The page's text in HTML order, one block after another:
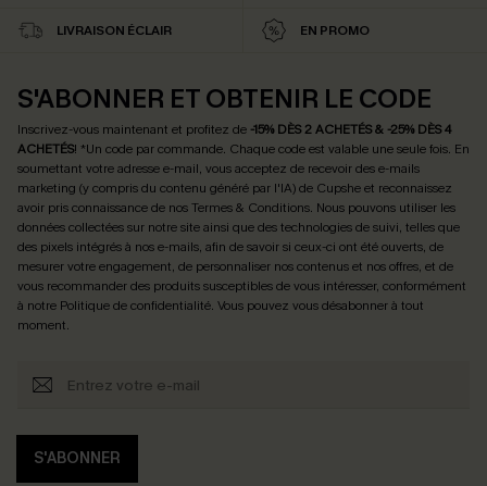
LIVRAISON ÉCLAIR EN PROMO
S'ABONNER ET OBTENIR LE CODE
Inscrivez-vous maintenant et profitez de -15% DÈS 2 ACHETÉS & -25% DÈS 4
ACHETÉS! *Un code par commande. Chaque code est valable une seule fois. En
soumettant votre adresse e-mail, vous acceptez de recevoir des e-mails
marketing (y compris du contenu généré par l'IA) de Cupshe et reconnaissez
avoir pris connaissance de nosTermes & Conditions. Nous pouvons utiliser les
données collectées sur notre site ainsi que des technologies de suivi, telles que
des pixels intégrés à nos e-mails, afin de savoir si ceux-ci ont été ouverts, de
mesurer votre engagement, de personnaliser nos contenus et nos offres, et de
vous recommander des produits susceptibles de vous intéresser, conformément
à notre Politique de confidentialité. Vous pouvez vous désabonner à tout
moment.
S'ABONNER